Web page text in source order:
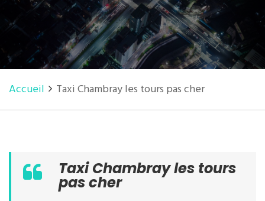
Accueil Taxi Chambray les tours pas cher
Taxi Chambray les tours
pas cher